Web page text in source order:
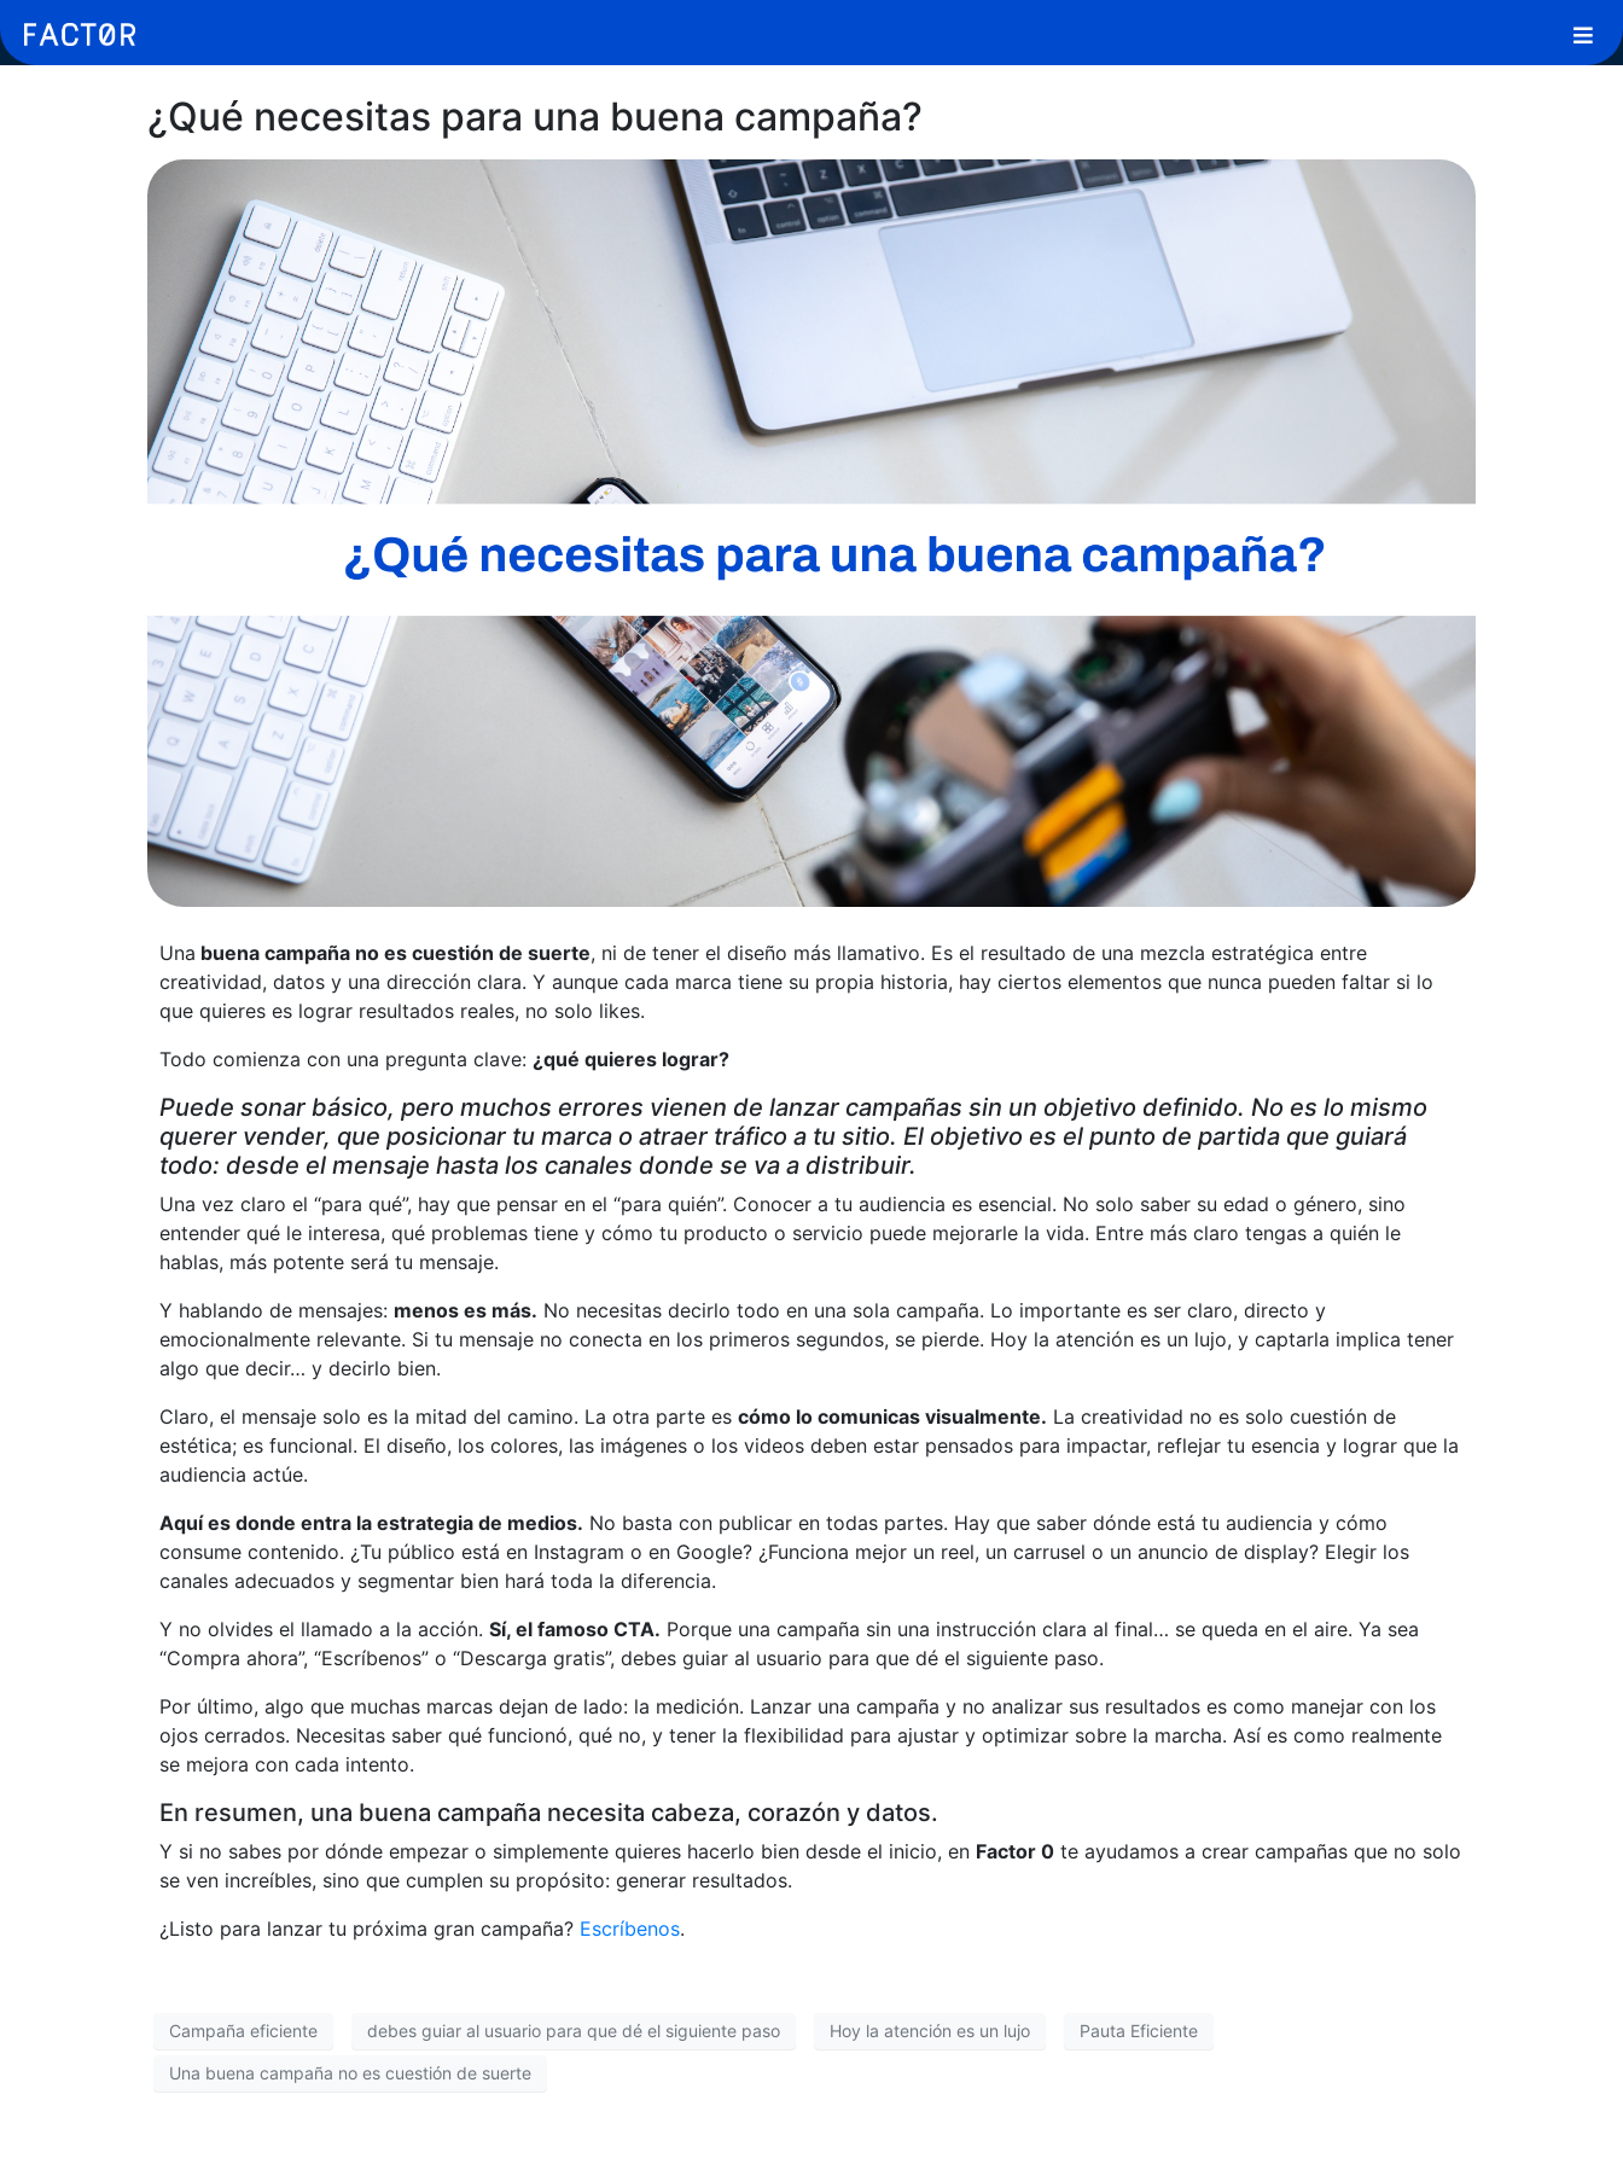
¿Qué necesitas para una buena campaña?
Una buena campaña no es cuestión de suerte, ni de tener el diseño más llamativo. Es el resultado de una mezcla estratégica entre
creatividad, datos y una dirección clara. Y aunque cada marca tiene su propia historia, hay ciertos elementos que nunca pueden faltar si lo
que quieres es lograr resultados reales, no solo likes.
Todo comienza con una pregunta clave: ¿qué quieres lograr?
Puede sonar básico, pero muchos errores vienen de lanzar campañas sin un objetivo definido. No es lo mismo
querer vender, que posicionar tu marca o atraer tráfico a tu sitio. El objetivo es el punto de partida que guiará
todo: desde el mensaje hasta los canales donde se va a distribuir.
Una vez claro el “para qué”, hay que pensar en el “para quién”. Conocer a tu audiencia es esencial. No solo saber su edad o género, sino
entender qué le interesa, qué problemas tiene y cómo tu producto o servicio puede mejorarle la vida. Entre más claro tengas a quién le
hablas, más potente será tu mensaje.
Y hablando de mensajes: menos es más. No necesitas decirlo todo en una sola campaña. Lo importante es ser claro, directo y
emocionalmente relevante. Si tu mensaje no conecta en los primeros segundos, se pierde. Hoy la atención es un lujo, y captarla implica tener
algo que decir… y decirlo bien.
Claro, el mensaje solo es la mitad del camino. La otra parte es cómo lo comunicas visualmente. La creatividad no es solo cuestión de
estética; es funcional. El diseño, los colores, las imágenes o los videos deben estar pensados para impactar, reflejar tu esencia y lograr que la
audiencia actúe.
Aquí es donde entra la estrategia de medios. No basta con publicar en todas partes. Hay que saber dónde está tu audiencia y cómo
consume contenido. ¿Tu público está en Instagram o en Google? ¿Funciona mejor un reel, un carrusel o un anuncio de display? Elegir los
canales adecuados y segmentar bien hará toda la diferencia.
Y no olvides el llamado a la acción. Sí, el famoso CTA. Porque una campaña sin una instrucción clara al final… se queda en el aire. Ya sea
“Compra ahora”, “Escríbenos” o “Descarga gratis”, debes guiar al usuario para que dé el siguiente paso.
Por último, algo que muchas marcas dejan de lado: la medición. Lanzar una campaña y no analizar sus resultados es como manejar con los
ojos cerrados. Necesitas saber qué funcionó, qué no, y tener la flexibilidad para ajustar y optimizar sobre la marcha. Así es como realmente
se mejora con cada intento.
En resumen, una buena campaña necesita cabeza, corazón y datos.
Y si no sabes por dónde empezar o simplemente quieres hacerlo bien desde el inicio, en Factor 0 te ayudamos a crear campañas que no solo
se ven increíbles, sino que cumplen su propósito: generar resultados.
¿Listo para lanzar tu próxima gran campaña? Escríbenos.
Campaña eficiente debes guiar al usuario para que dé el siguiente paso Hoy la atención es un lujo Pauta Eficiente
Una buena campaña no es cuestión de suerte